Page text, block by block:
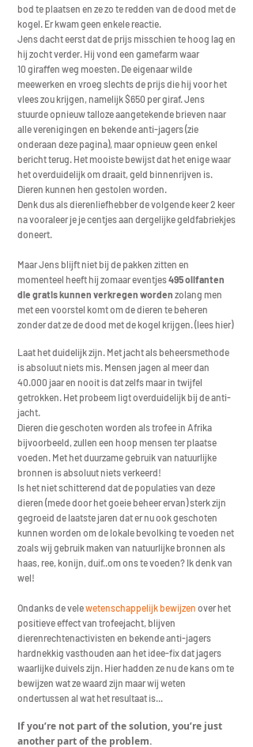
bod te plaatsen en ze zo te redden van de dood met de
kogel. Er kwam geen enkele reactie.
Jens dacht eerst dat de prijs misschien te hoog lag en
hij zocht verder. Hij vond een gamefarm waar
10 giraffen weg moesten. De eigenaar wilde
meewerken en vroeg slechts de prijs die hij voor het
vlees zou krijgen, namelijk $650 per giraf. Jens
stuurde opnieuw talloze aangetekende brieven naar
alle verenigingen en bekende anti-jagers (zie
onderaan deze pagina), maar opnieuw geen enkel
bericht terug. Het mooiste bewijst dat het enige waar
het overduidelijk om draait, geld binnenrijven is.
Dieren kunnen hen gestolen worden.
Denk dus als dierenliefhebber de volgende keer 2 keer
na vooraleer je je centjes aan dergelijke geldfabriekjes
doneert.
Maar Jens blijft niet bij de pakken zitten en
momenteel heeft hij zomaar eventjes495 olifanten
die gratis kunnen verkregen worden zolang men
meteen voorstel komt om de dieren te beheren
zonder dat ze de dood met de kogel krijgen. (lees hier)
Laat het duidelijk zijn. Met jacht als beheersmethode
is absoluut niets mis. Mensen jagen al meer dan
40.000 jaar en nooit is dat zelfs maar in twijfel
getrokken. Het probeem ligt overduidelijk bij de anti-
jacht.
Dieren die geschoten worden als trofee in Afrika
bijvoorbeeld, zullen een hoop mensen ter plaatse
voeden. Met het duurzame gebruik van natuurlijke
bronnen is absoluut niets verkeerd!
Is het niet schitterend dat de populaties van deze
dieren (mede door het goeie beheer ervan) sterk zijn
gegroeid de laatste jaren dat er nu ook geschoten
kunnen worden om de lokale bevolking te voeden net
zoals wij gebruik maken van natuurlijke bronnen als
haas, ree, konijn, duif..om ons te voeden? Ik denk van
wel!
Ondanks de velewetenschappelijk bewijzen over het
positieve effect van trofeejacht, blijven
dierenrechtenactivisten en bekende anti-jagers
hardnekkig vasthouden aan het idee-fix dat jagers
waarlijke duivels zijn. Hier hadden ze nu de kans om te
bewijzen wat ze waard zijn maar wij weten
ondertussen al wat het resultaat is...
If you’re not part of the solution, you’re just
another part of the problem.